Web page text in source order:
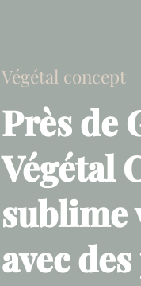
Végétal concept
Près de
Végétal
sublime
avec